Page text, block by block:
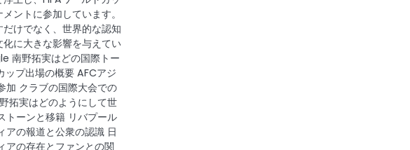
ントに参加しています。
けでなく、世界的な認知
に大きな影響を与えてい
野拓実はどの国際トー
ップ出場の概要 AFCアジ
加 クラブの国際大会での
拓実はどのようにして世
トーンと移籍 リバプール
アの報道と公衆の認識 日
アの存在とファンとの関